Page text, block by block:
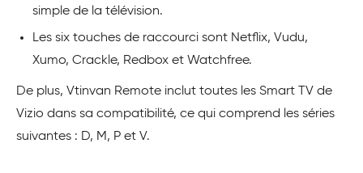
simple de la télévision.
Les six touches de raccourci sont Netflix, Vudu,
Xumo, Crackle, Redbox et Watchfree.
De plus, Vtinvan Remote inclut toutes les Smart TV de
Vizio dans sa compatibilité, ce qui comprend les séries
suivantes : D, M, P et V.